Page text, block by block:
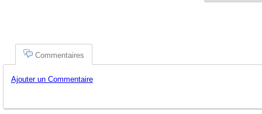
Commentaires
Ajouter un Commentaire